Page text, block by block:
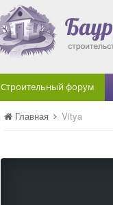
Строительный форум
Главная Vitya